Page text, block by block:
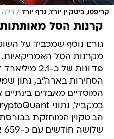
קריפטו, ביטקוין יורד, גרף יורד /
קרנות הסל
גורם נוסף שמכביד על
פדיונות של כ-
הסחירות בארה"ב, נתון
המוסדיים מאבדים בינתיים
הביטקוין המוחזקת
שלושה חודשים עם כ-659 אלף מטבעות.